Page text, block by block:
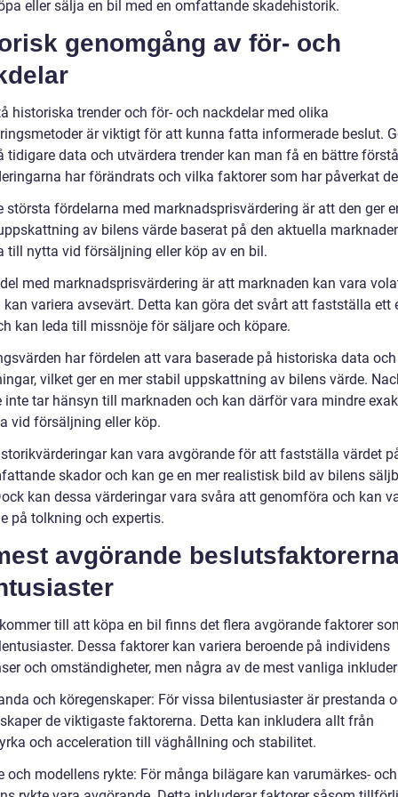
eller sälja en bil med en omfattande skadehistorik.
genomgång av för- och
historiska trender och för- och nackdelar med olika
är viktigt för att kunna fatta informerade beslut.
tidigare data och utvärdera trender kan man få en bättre
har förändrats och vilka faktorer som har påverkat
största fördelarna med marknadsprisvärdering är att den ger
av bilens värde baserat på den aktuella
till nytta vid försäljning eller köp av en bil.
med marknadsprisvärdering är att marknaden kan vara
kan variera avsevärt. Detta kan göra det svårt att fastställa ett
kan leda till missnöje för säljare och köpare.
har fördelen att vara baserade på historiska data och
vilket ger en mer stabil uppskattning av bilens värde.
inte tar hänsyn till marknaden och kan därför vara mindre
vid försäljning eller köp.
kan vara avgörande för att fastställa värdet
skador och kan ge en mer realistisk bild av bilens
kan dessa värderingar vara svåra att genomföra och kan
på tolkning och expertis.
avgörande
till att köpa en bil finns det flera avgörande faktorer
Dessa faktorer kan variera beroende på individens
och omständigheter, men några av de mest vanliga
och köregenskaper: För vissa bilentusiaster är prestanda
de viktigaste faktorerna. Detta kan inkludera allt från
och acceleration till väghållning och stabilitet.
och modellens rykte: För många bilägare kan varumärkes- och